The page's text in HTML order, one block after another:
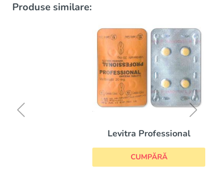
Produse similare:
Levitra Professional